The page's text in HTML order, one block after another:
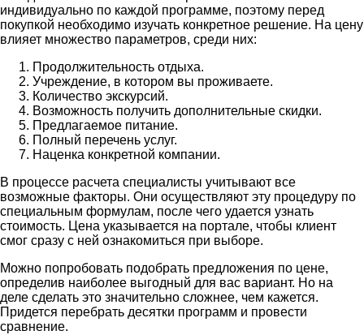
индивидуально по каждой программе, поэтому перед
покупкой необходимо изучать конкретное решение. На цену
влияет множество параметров, среди них:
Продолжительность отдыха.
Учреждение, в котором вы проживаете.
Количество экскурсий.
Возможность получить дополнительные скидки.
Предлагаемое питание.
Полный перечень услуг.
Наценка конкретной компании.
В процессе расчета специалисты учитывают все
возможные факторы. Они осуществляют эту процедуру по
специальным формулам, после чего удается узнать
стоимость. Цена указывается на портале, чтобы клиент
смог сразу с ней ознакомиться при выборе.
Можно попробовать подобрать предложения по цене,
определив наиболее выгодный для вас вариант. Но на
деле сделать это значительно сложнее, чем кажется.
Придется перебрать десятки программ и провести
сравнение.